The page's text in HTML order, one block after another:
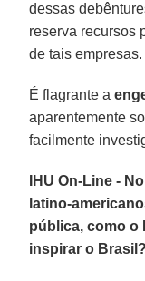
dessas
reserva recursos
de tais empresas.
É flagrante a
aparentemente
facilmente
IHU On-Line -
latino-
pública, como o
inspirar o Brasil?